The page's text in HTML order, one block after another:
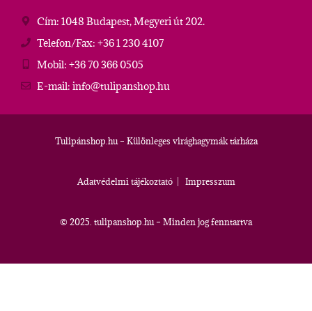
Cím: 1048 Budapest, Megyeri út 202.
Telefon/Fax: +36 1 230 4107
Mobil: +36 70 366 0505
E-mail: info@tulipanshop.hu
Tulipánshop.hu – Különleges virághagymák tárháza
Adatvédelmi tájékoztató| Impresszum
© 2025. tulipanshop.hu – Minden jog fenntartva